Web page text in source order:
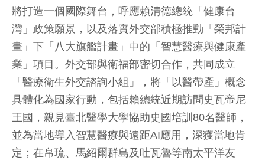
將打造一個國際舞台，呼應賴清德總統「健康台
灣」政策願景，以及落實外交部積極推動「榮邦計
畫」下「八大旗艦計畫」中的「智慧醫療與健康產
業」項目。外交部與衛福部密切合作，共同成立
「醫療衛生外交諮詢小組」，將「以醫帶產」概念
具體化為國家行動，包括賴總統近期訪問史瓦帝尼
王國，親見臺北醫學大學協助史國培訓80名醫師，
並為當地導入智慧醫療與遠距AI應用，深獲當地肯
定；在帛琉、馬紹爾群島及吐瓦魯等南太平洋友